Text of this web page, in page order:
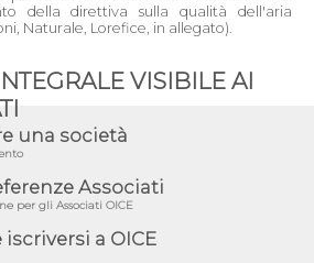
della direttiva sulla qualità dell'aria
Naturale, Lorefice, in allegato).
VISIBILE AI
una società
Associati
per gli Associati OICE
a OICE